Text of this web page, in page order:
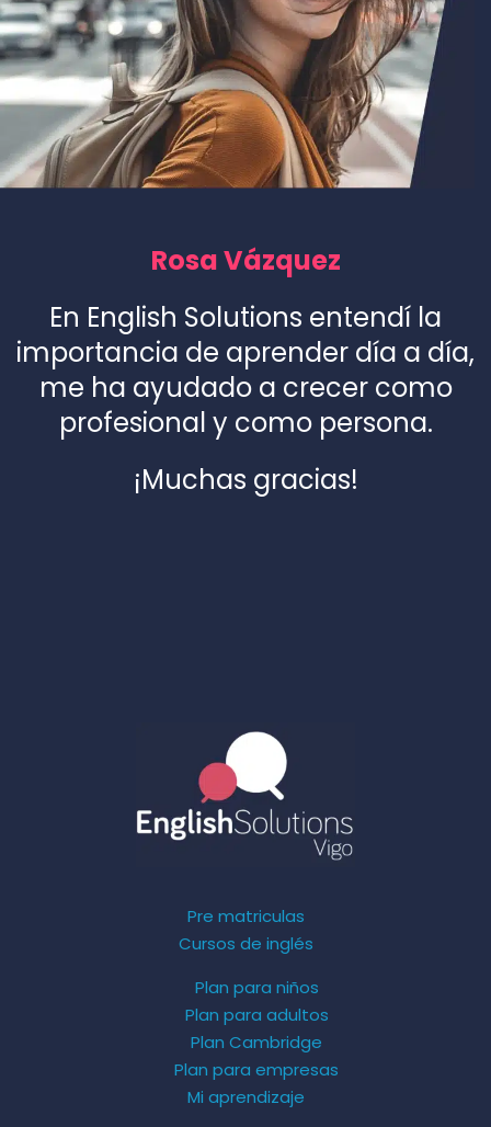
Rosa Vázquez
En English Solutions entendí la
importancia de aprender día a día,
me ha ayudado a crecer como
profesional y como persona.
¡Muchas gracias!
Pre matriculas
Cursos de inglés
Plan para niños
Plan para adultos
Plan Cambridge
Plan para empresas
Mi aprendizaje